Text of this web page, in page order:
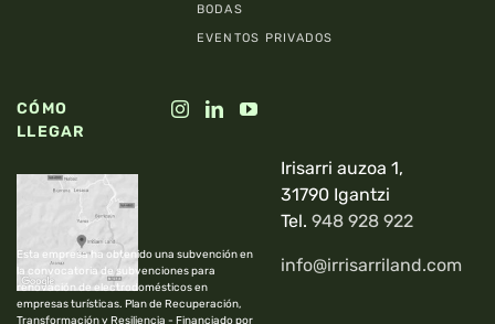
BODAS
EVENTOS PRIVADOS
CÓMO
LLEGAR
Irisarri auzoa 1,
31790 Igantzi
Tel. 948 928 922
info@irrisarriland.com
Esta empresa ha obtenido una subvención en
la convocatoria de subvenciones para
renovación de electrodomésticos en
empresas turísticas. Plan de Recuperación,
Transformación y Resiliencia - Financiado por